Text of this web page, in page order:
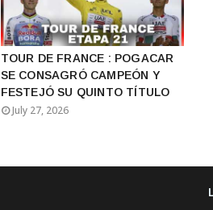
TOUR DE FRANCE : POGACAR
SE CONSAGRÓ CAMPEÓN Y
FESTEJÓ SU QUINTO TÍTULO
July 27, 2026